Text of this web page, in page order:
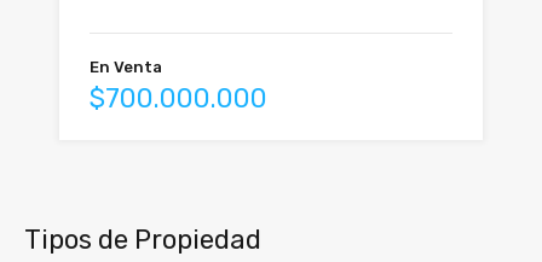
En Venta
$700.000.000
Tipos de Propiedad